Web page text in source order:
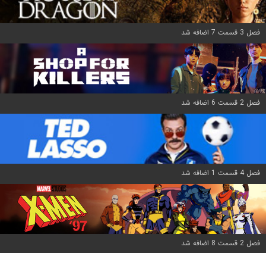
فصل 3 قسمت 7 اضافه شد
فصل 2 قسمت 6 اضافه شد
فصل 4 قسمت 1 اضافه شد
فصل 2 قسمت 8 اضافه شد